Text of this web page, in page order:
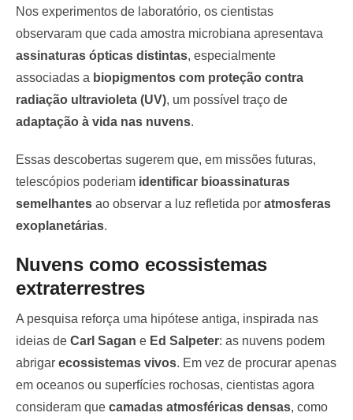
Nos experimentos de laboratório, os cientistas
observaram que cada amostra microbiana apresentava
assinaturas ópticas distintas, especialmente
associadas a biopigmentos com proteção contra
radiação ultravioleta (UV), um possível traço de
adaptação à vida nas nuvens.
Essas descobertas sugerem que, em missões futuras,
telescópios poderiam identificar bioassinaturas
semelhantes ao observar a luz refletida por atmosferas
exoplanetárias.
Nuvens como ecossistemas
extraterrestres
A pesquisa reforça uma hipótese antiga, inspirada nas
ideias de Carl Sagan e Ed Salpeter: as nuvens podem
abrigar ecossistemas vivos. Em vez de procurar apenas
em oceanos ou superfícies rochosas, cientistas agora
consideram que camadas atmosféricas densas, como